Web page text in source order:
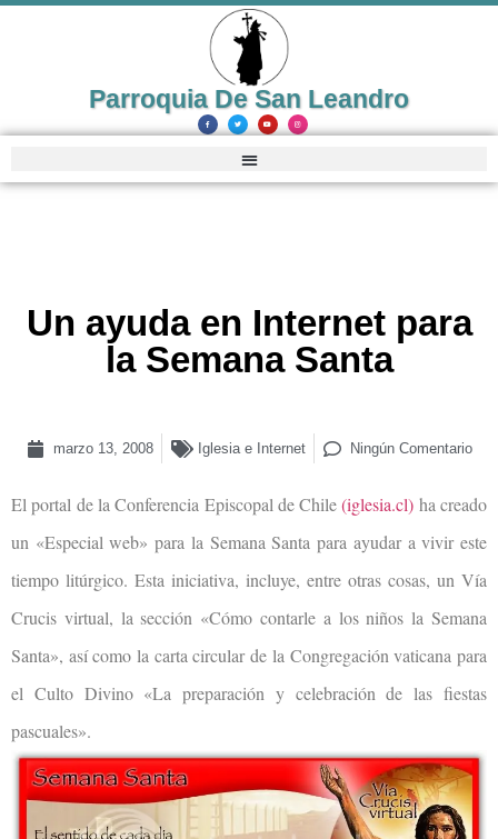
Parroquia De San Leandro
Un ayuda en Internet para
la Semana Santa
marzo 13, 2008 Iglesia e Internet Ningún Comentario
El portal de la Conferencia Episcopal de Chile(iglesia.cl) ha creado
un «Especial web» para la Semana Santa para ayudar a vivir este
tiempo litúrgico. Esta iniciativa, incluye, entre otras cosas, un Vía
Crucis virtual, la sección «Cómo contarle a los niños la Semana
Santa», así como la carta circular de la Congregación vaticana para
el Culto Divino «La preparación y celebración de las fiestas
pascuales».